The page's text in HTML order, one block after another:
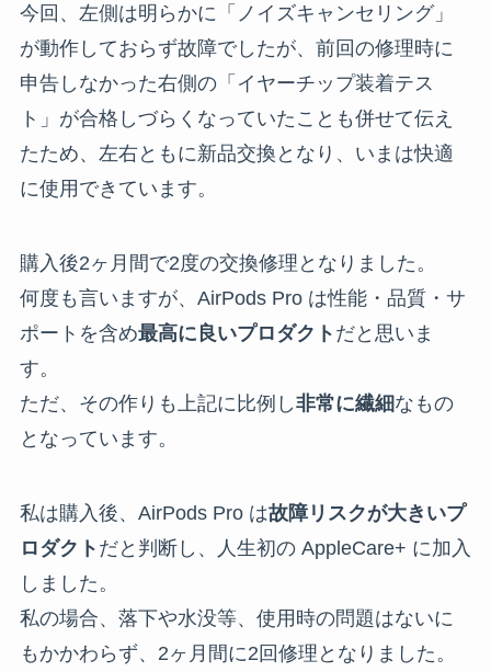
今回、左側は明らかに「ノイズキャンセリング」
が動作しておらず故障でしたが、前回の修理時に
申告しなかった右側の「イヤーチップ装着テス
ト」が合格しづらくなっていたことも併せて伝え
たため、左右ともに新品交換となり、いまは快適
に使用できています。
購入後2ヶ月間で2度の交換修理となりました。
何度も言いますが、AirPods Pro は性能・品質・サ
ポートを含め最高に良いプロダクト だと思いま
す。
ただ、その作りも上記に比例し非常に繊細なもの
となっています。
私は購入後、AirPods Pro は故障リスクが大きいプ
ロダクト だと判断し、人生初の AppleCare+ に加入
しました。
私の場合、落下や水没等、使用時の問題はないに
もかかわらず、2ヶ月間に2回修理となりました。